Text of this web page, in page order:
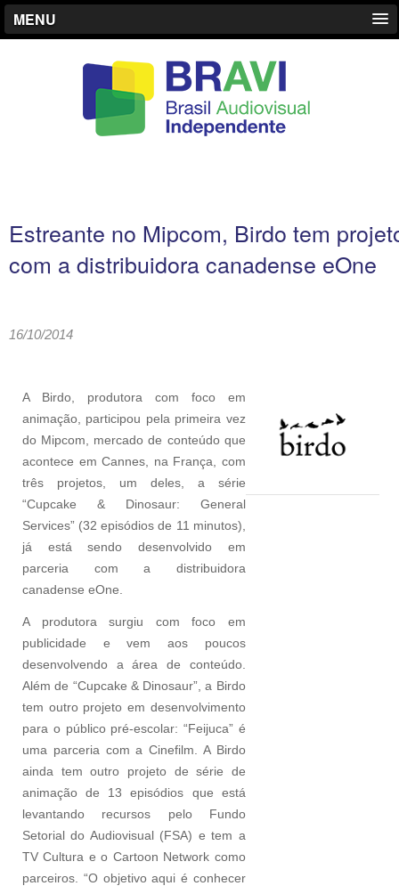
MENU
Estreante no Mipcom, Birdo tem
com a distribuidora canadense eOne
16/10/2014
A Birdo, produtora com foco em
animação, participou pela primeira vez
do Mipcom, mercado de conteúdo que
acontece em Cannes, na França, com
três projetos, um deles, a série
“Cupcake & Dinosaur: General
Services” (32 episódios de 11 minutos),
já está sendo desenvolvido em
parceria com a distribuidora
canadense eOne.
A produtora surgiu com foco em
publicidade e vem aos poucos
desenvolvendo a área de conteúdo.
Além de “Cupcake & Dinosaur”, a Birdo
tem outro projeto em desenvolvimento
para o público pré-escolar: “Feijuca” é
uma parceria com a Cinefilm. A Birdo
ainda tem outro projeto de série de
animação de 13 episódios que está
levantando recursos pelo Fundo
Setorial do Audiovisual (FSA) e tem a
TV Cultura e o Cartoon Network como
parceiros. “O objetivo aqui é conhecer